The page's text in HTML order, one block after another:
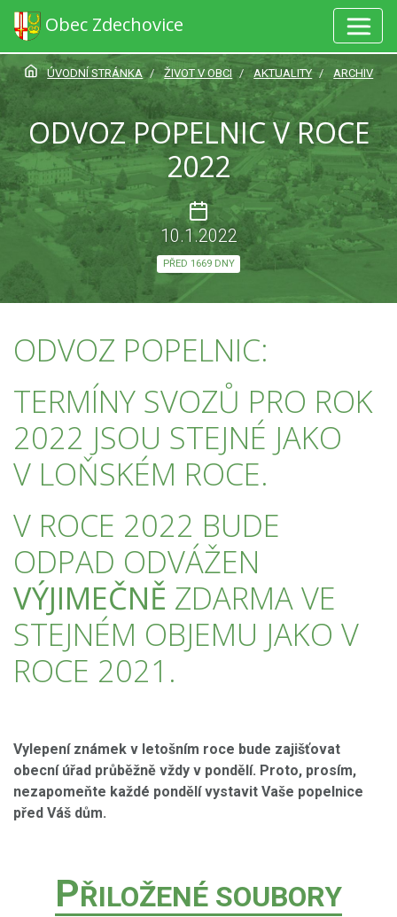
Obec Zdechovice
ÚVODNÍ STRÁNKA ŽIVOT V OBCI AKTUALITY ARCHIV
ODVOZ POPELNIC V ROCE
2022
10.1.2022
PŘED 1669 DNY
ODVOZ POPELNIC:
TERMÍNY SVOZŮ PRO ROK
2022 JSOU STEJNÉ JAKO
V LOŇSKÉM ROCE.
V ROCE 2022 BUDE
ODPAD ODVÁŽEN
VÝJIMEČNĚ ZDARMA VE
STEJNÉM OBJEMU JAKO V
ROCE 2021.
Vylepení známek v letošním roce bude zajišťovat
obecní úřad průběžně vždy v pondělí. Proto, prosím,
nezapomeňte každé pondělí vystavit Vaše popelnice
před Váš dům.
PŘILOŽENÉ SOUBORY